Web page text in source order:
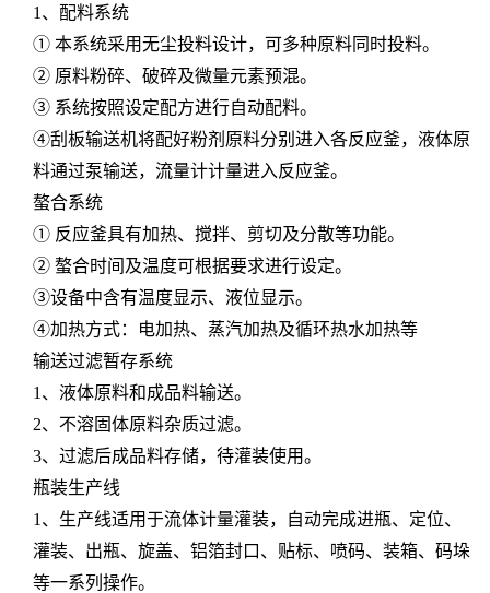
1、配料系统
① 本系统采用无尘投料设计，可多种原料同时投料。
② 原料粉碎、破碎及微量元素预混。
③ 系统按照设定配方进行自动配料。
④刮板输送机将配好粉剂原料分别进入各反应釜，液体原
料通过泵输送，流量计计量进入反应釜。
螯合系统
① 反应釜具有加热、搅拌、剪切及分散等功能。
② 螯合时间及温度可根据要求进行设定。
③设备中含有温度显示、液位显示。
④加热方式：电加热、蒸汽加热及循环热水加热等
输送过滤暂存系统
1、液体原料和成品料输送。
2、不溶固体原料杂质过滤。
3、过滤后成品料存储，待灌装使用。
瓶装生产线
1、生产线适用于流体计量灌装，自动完成进瓶、定位、
灌装、出瓶、旋盖、铝箔封口、贴标、喷码、装箱、码垛
等一系列操作。